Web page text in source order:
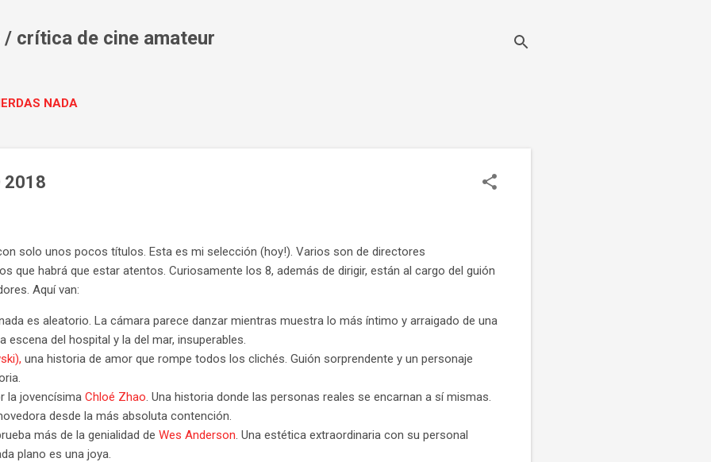
/ crítica de cine amateur
NADA
2018
solo unos pocos títulos. Esta es mi selección (hoy!). Varios son de directores
que habrá que estar atentos. Curiosamente los 8, además de dirigir, están al cargo del guión
Aquí van:
es aleatorio. La cámara parece danzar mientras muestra lo más íntimo y arraigado de una
escena del hospital y la del mar, insuperables.
una historia de amor que rompe todos los clichés. Guión sorprendente y un personaje
la jovencísima Chloé Zhao . Una historia donde las personas reales se encarnan a sí mismas.
desde la más absoluta contención.
más de la genialidad de Wes Anderson . Una estética extraordinaria con su personal
plano es una joya.